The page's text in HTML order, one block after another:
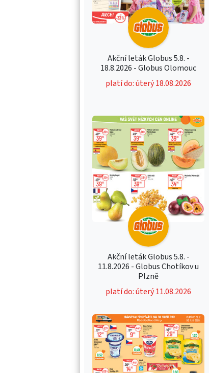
Akční leták Globus 5.8. -
18.8.2026 - Globus Olomouc
platí do: úterý 18.08.2026
Akční leták Globus 5.8. -
11.8.2026 - Globus Chotíkov u
Plzně
platí do: úterý 11.08.2026